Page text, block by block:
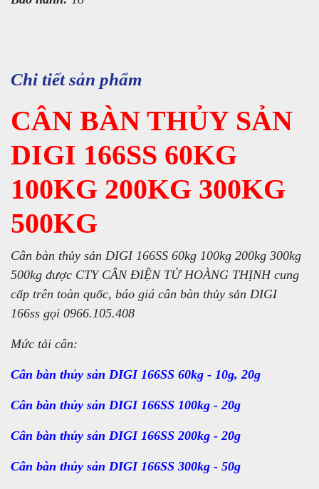
Chi tiết sản phẩm
CÂN BÀN THỦY SẢN
DIGI 166SS 60KG
100KG 200KG 300KG
500KG
Cân bàn thủy sản DIGI 166SS 60kg 100kg 200kg 300kg
500kg được CTY CÂN ĐIỆN TỬ HOÀNG THỊNH cung
cấp trên toàn quốc, báo giá cân bàn thủy sản DIGI
166ss gọi 0966.105.408
Mức tải cân:
Cân bàn thủy sản DIGI 166SS 60kg - 10g, 20g
Cân bàn thủy sản DIGI 166SS 100kg - 20g
Cân bàn thủy sản DIGI 166SS 200kg - 20g
Cân bàn thủy sản DIGI 166SS 300kg - 50g